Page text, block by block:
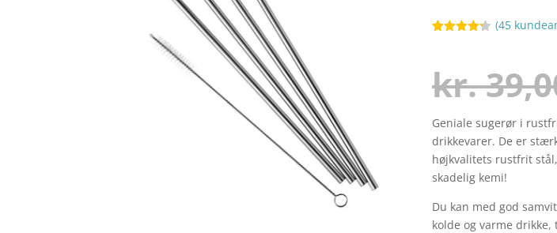
baseret
på
kundebedø
(45
kr.
Geniale sugerør i
drikkevarer. De er
højkvalitets rustfrit
skadelig kemi!
Du kan med god
kolde og varme drikke,